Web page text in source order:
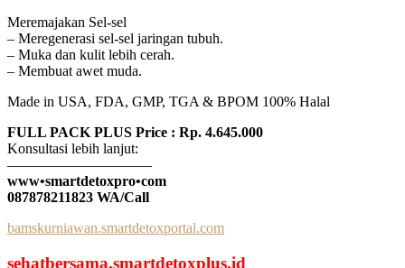
Meremajakan Sel-sel
– Meregenerasi sel-sel jaringan tubuh.
– Muka dan kulit lebih cerah.
– Membuat awet muda.
Made in USA, FDA, GMP, TGA & BPOM 100% Halal
FULL PACK PLUS Price : Rp. 4.645.000
Konsultasi lebih lanjut:
——————————
www•smartdetoxpro•com
087878211823 WA/Call
bamskurniawan.smartdetoxportal.com
sehatbersama.smartdetoxplus.id